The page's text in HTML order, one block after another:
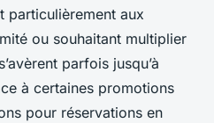
particulièrement aux
ou souhaitant multiplier
parfois jusqu’à
à certaines promotions
pour réservations en